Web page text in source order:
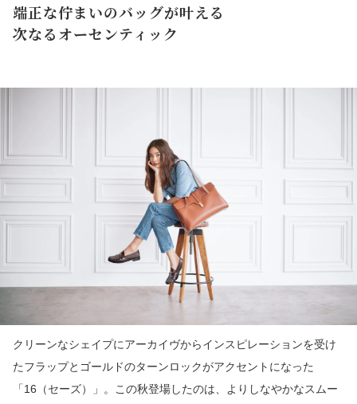
端正な佇まいのバッグが叶える
次なるオーセンティック
クリーンなシェイプにアーカイヴからインスピレーションを受け
たフラップとゴールドのターンロックがアクセントになった
「16（セーズ）」。この秋登場したのは、よりしなやかなスムー